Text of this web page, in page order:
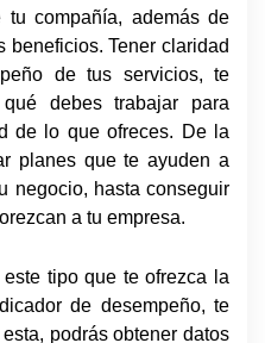
tu compañía, además de
beneficios. Tener claridad
de tus servicios, te
debes trabajar para
de lo que ofreces. De la
planes que te ayuden a
negocio, hasta conseguir
a tu empresa.
tipo que te ofrezca la
de desempeño, te
podrás obtener datos